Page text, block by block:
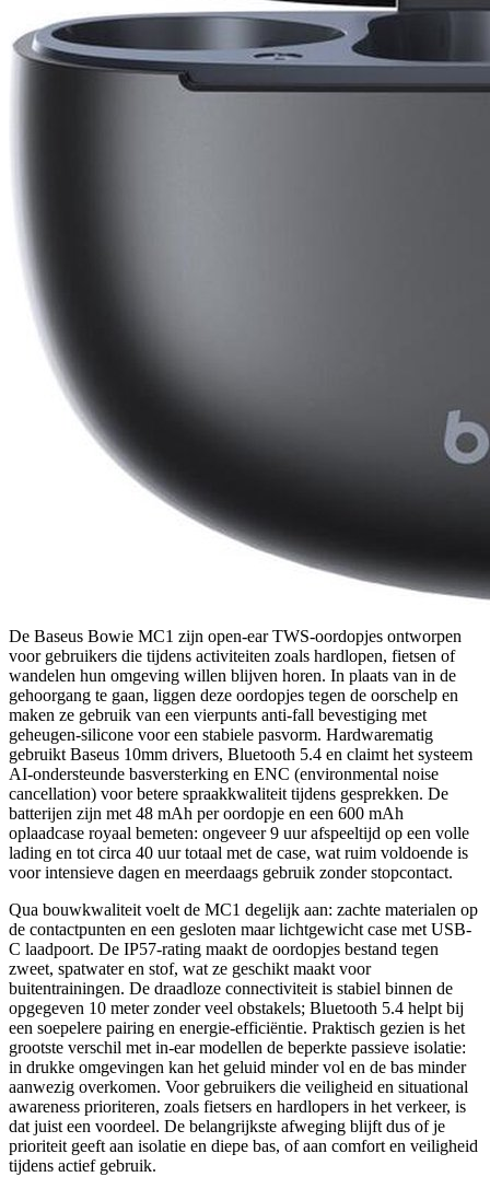
De Baseus Bowie MC1 zijn open-ear TWS-oordopjes ontworpen
voor gebruikers die tijdens activiteiten zoals hardlopen, fietsen of
wandelen hun omgeving willen blijven horen. In plaats van in de
gehoorgang te gaan, liggen deze oordopjes tegen de oorschelp en
maken ze gebruik van een vierpunts anti-fall bevestiging met
geheugen-silicone voor een stabiele pasvorm. Hardwarematig
gebruikt Baseus 10mm drivers, Bluetooth 5.4 en claimt het systeem
AI-ondersteunde basversterking en ENC (environmental noise
cancellation) voor betere spraakkwaliteit tijdens gesprekken. De
batterijen zijn met 48 mAh per oordopje en een 600 mAh
oplaadcase royaal bemeten: ongeveer 9 uur afspeeltijd op een volle
lading en tot circa 40 uur totaal met de case, wat ruim voldoende is
voor intensieve dagen en meerdaags gebruik zonder stopcontact.
Qua bouwkwaliteit voelt de MC1 degelijk aan: zachte materialen op
de contactpunten en een gesloten maar lichtgewicht case met USB-
C laadpoort. De IP57-rating maakt de oordopjes bestand tegen
zweet, spatwater en stof, wat ze geschikt maakt voor
buitentrainingen. De draadloze connectiviteit is stabiel binnen de
opgegeven 10 meter zonder veel obstakels; Bluetooth 5.4 helpt bij
een soepelere pairing en energie-efficiëntie. Praktisch gezien is het
grootste verschil met in-ear modellen de beperkte passieve isolatie:
in drukke omgevingen kan het geluid minder vol en de bas minder
aanwezig overkomen. Voor gebruikers die veiligheid en situational
awareness prioriteren, zoals fietsers en hardlopers in het verkeer, is
dat juist een voordeel. De belangrijkste afweging blijft dus of je
prioriteit geeft aan isolatie en diepe bas, of aan comfort en veiligheid
tijdens actief gebruik.